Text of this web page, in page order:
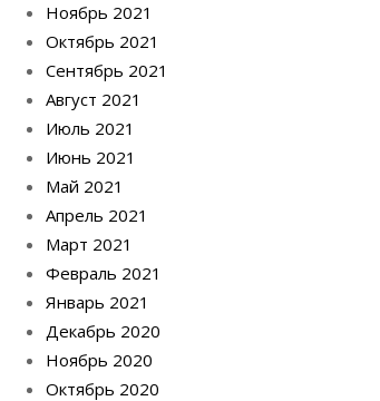
Ноябрь 2021
Октябрь 2021
Сентябрь 2021
Август 2021
Июль 2021
Июнь 2021
Май 2021
Апрель 2021
Март 2021
Февраль 2021
Январь 2021
Декабрь 2020
Ноябрь 2020
Октябрь 2020